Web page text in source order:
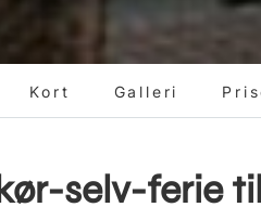
Kort Galleri
selv-ferie